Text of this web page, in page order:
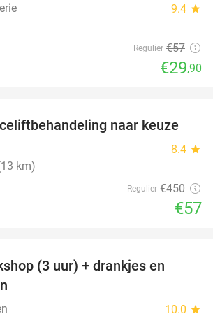
9.4 star
Regulier €57
€29,90
87%
naar keuze
8.4 star
km)
Regulier €450
€57
(3 uur) + drankjes en
10.0 star